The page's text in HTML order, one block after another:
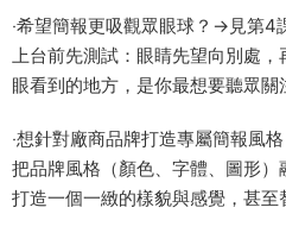
‧希望簡報更吸觀眾眼球？→見第4
上台前先測試：眼睛先望向別處
眼看到的地方，是你最想要聽眾關
‧想針對廠商品牌打造專屬簡報風
把品牌風格（顏色、字體、圖形
打造一個一緻的樣貌與感覺，甚至